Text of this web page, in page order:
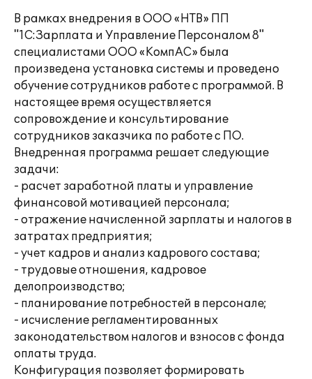
В рамках внедрения в ООО «НТВ» ПП
"1С:Зарплата и Управление Персоналом 8"
специалистами ООО «КомпАС» была
произведена установка системы и проведено
обучение сотрудников работе с программой. В
настоящее время осуществляется
сопровождение и консультирование
сотрудников заказчика по работе с ПО.
Внедренная программа решает следующие
задачи:
- расчет заработной платы и управление
финансовой мотивацией персонала;
- отражение начисленной зарплаты и налогов в
затратах предприятия;
- учет кадров и анализ кадрового состава;
- трудовые отношения, кадровое
делопроизводство;
- планирование потребностей в персонале;
- исчисление регламентированных
законодательством налогов и взносов с фонда
оплаты труда.
Конфигурация позволяет формировать